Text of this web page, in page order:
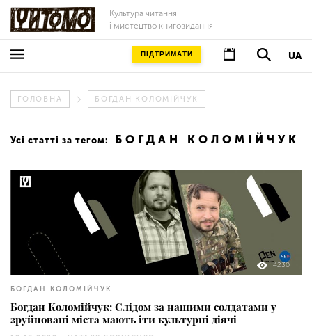
Культура читання
і мистецтво книговидання
UA
ПІДТРИМАТИ
ГОЛОВНА БОГДАН КОЛОМІЙЧУК
Усі статті за тегом: БОГДАН КОЛОМІЙЧУК
4230
БОГДАН КОЛОМІЙЧУК
Богдан Коломійчук: Слідом за нашими солдатами у
зруйновані міста мають іти культурні діячі